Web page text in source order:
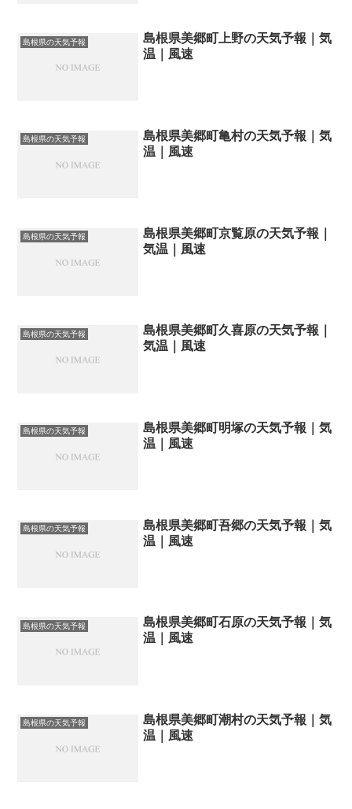
島根県の天気予報
島根県美郷町上野の天気予報｜気
温｜風速
島根県の天気予報
島根県美郷町亀村の天気予報｜気
温｜風速
島根県の天気予報
島根県美郷町京覧原の天気予報｜
気温｜風速
島根県の天気予報
島根県美郷町久喜原の天気予報｜
気温｜風速
島根県の天気予報
島根県美郷町明塚の天気予報｜気
温｜風速
島根県の天気予報
島根県美郷町吾郷の天気予報｜気
温｜風速
島根県の天気予報
島根県美郷町石原の天気予報｜気
温｜風速
島根県の天気予報
島根県美郷町潮村の天気予報｜気
温｜風速